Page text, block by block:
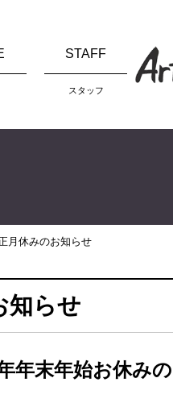
STAFF
スタッフ
月休みのお知らせ
知らせ
年末年始お休み